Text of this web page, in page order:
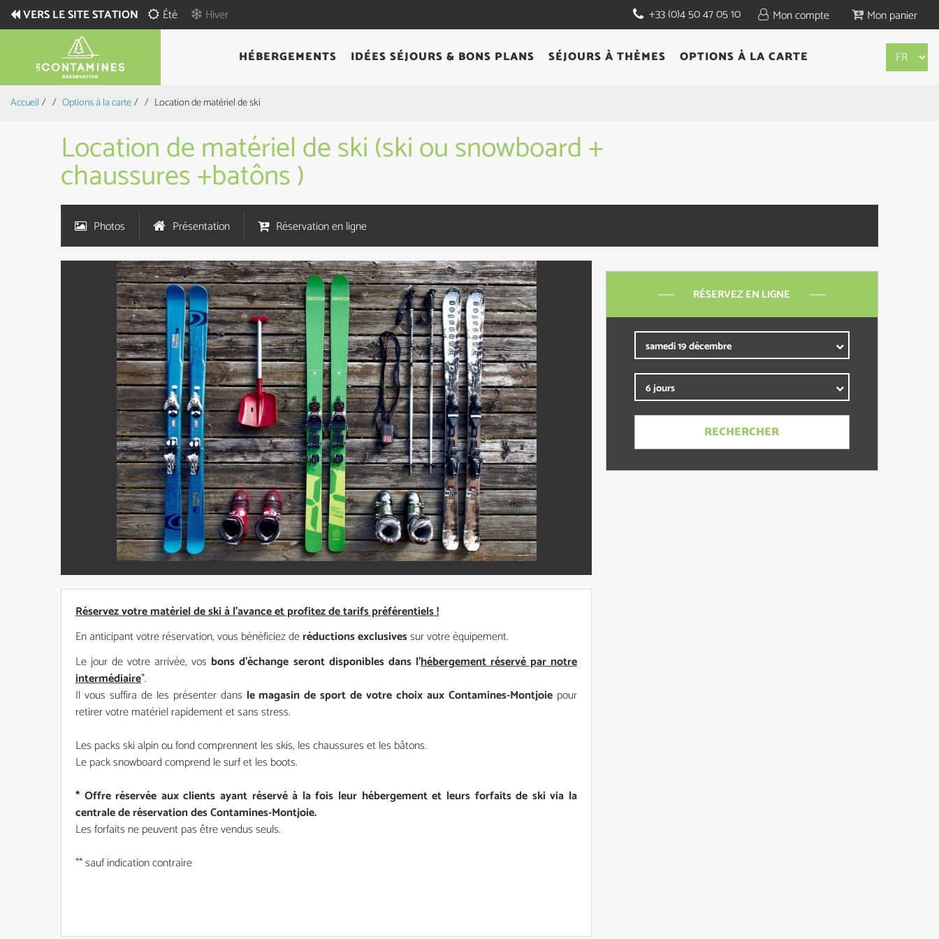
VERS LE SITE STATION Été Hiver +33 (0)4 50 47 05 10 Mon compte Mon panier
HÉBERGEMENTS IDÉES SÉJOURS & BONS PLANS SÉJOURS À THÈMES OPTIONS À LA CARTE
Accueil / Options à la carte/ Location de matériel de ski
Location de matériel de ski (ski ou snowboard +
chaussures +batôns )
Photos Présentation Réservation en ligne
Réservez votre matériel de ski à l'avance et profitez de tarifs préférentiels !
En anticipant votre réservation, vous bénéficiez deréductions exclusivessur votre équipement.
Le jour de votre arrivée, vos bons d’échange seront disponibles dans l'hébergement réservé par notre
intermédiaire*.
Il vous suffira de les présenter dans le magasin de sport de votre choix aux Contamines-Montjoie pour
retirer votre matériel rapidement et sans stress.
Les packs ski alpin ou fond comprennent les skis, les chaussures et les bâtons.
Le pack snowboard comprend le surf et les boots.
* Offre réservée aux clients ayant réservé à la fois leur hébergement et leurs forfaits de ski via la
centrale de réservation des Contamines-Montjoie.
Les forfaits ne peuvent pas être vendus seuls.
** sauf indication contraire
RÉSERVEZ EN LIGNE